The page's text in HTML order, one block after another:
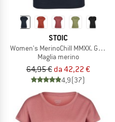
STOIC
Women's MerinoChill MMXX.
Maglia merino
64,95 € da 42,22 €
4,9(37)